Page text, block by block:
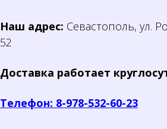
Наш адрес: Севастополь, ул.
52
Доставка работает
Телефон: 8-978-532-60-23